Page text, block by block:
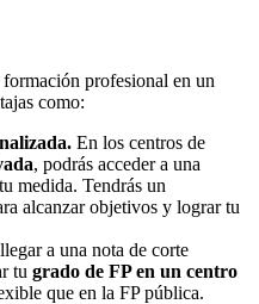
profesional en un
como:
En los centros de
, podrás acceder a una
medida. Tendrás un
alcanzar objetivos y lograr tu
a una nota de corte
tu grado de FP en un centro
que en la FP pública.